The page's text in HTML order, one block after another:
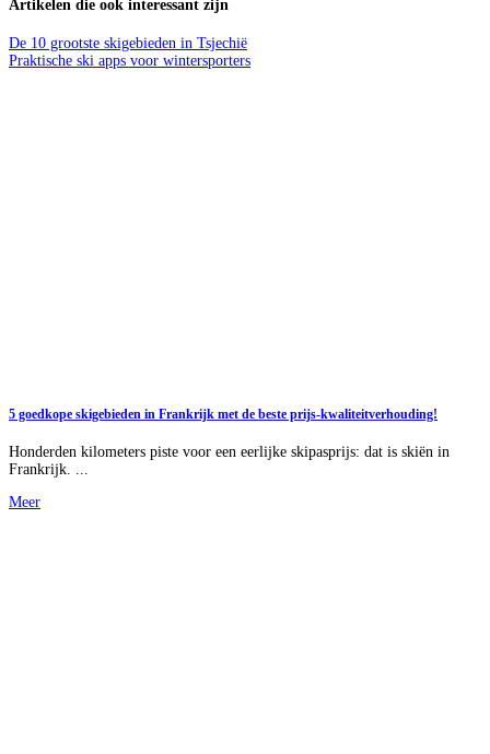
Artikelen die ook interessant zijn
De 10 grootste skigebieden in Tsjechië
Praktische ski apps voor wintersporters
5 goedkope skigebieden in Frankrijk met de beste prijs-kwaliteitverhouding!
Honderden kilometers piste voor een eerlijke skipasprijs: dat is skiën in
Frankrijk. ...
Meer